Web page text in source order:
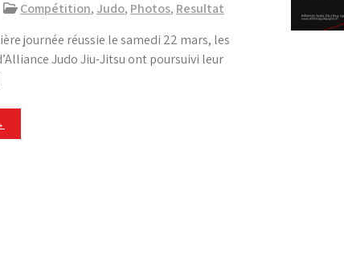
Compétition, Judo, Photos, Resultat
journée réussie le samedi 22 mars, les
Judo Jiu-Jitsu ont poursuivi leur